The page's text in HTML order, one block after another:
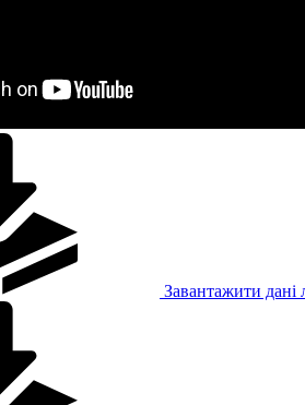
Завантажити дані